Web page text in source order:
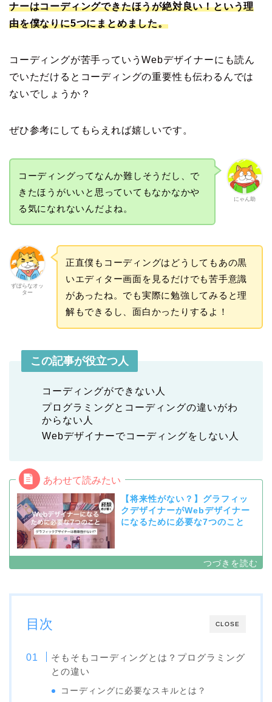
ナーはコーディングできたほうが絶対良い！という理
由を僕なりに5つにまとめました。
コーディングが苦手っていうWebデザイナーにも読ん
でいただけるとコーディングの重要性も伝わるんでは
ないでしょうか？
ぜひ参考にしてもらえれば嬉しいです。
にゃん助
コーディングってなんか難しそうだし、で
きたほうがいいと思っていてもなかなかや
る気になれないんだよね。
ずぼらなオッ
ター
正直僕もコーディングはどうしてもあの黒
いエディター画面を見るだけでも苦手意識
があったね。でも実際に勉強してみると理
解もできるし、面白かったりするよ！
この記事が役立つ人
コーディングができない人
プログラミングとコーディングの違いがわ
からない人
Webデザイナーでコーディングをしない人
【将来性がない？】グラフィッ
クデザイナーがWebデザイナー
になるために必要な7つのこと
CLOSE
目次
そもそもコーディングとは？プログラミング
との違い
コーディングに必要なスキルとは？